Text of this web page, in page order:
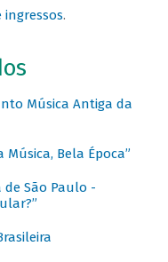
ingressos.
Música Antiga da
Música, Bela Época”
de São Paulo -